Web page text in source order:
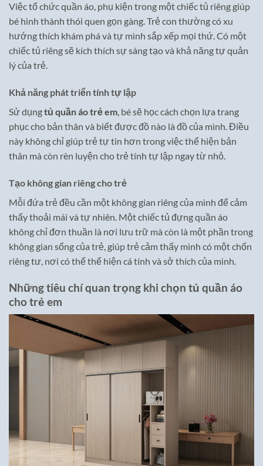
Việc tổ chức quần áo, phụ kiện trong một chiếc tủ riêng giúp
bé hình thành thói quen gọn gàng. Trẻ con thường có xu
hướng thích khám phá và tự mình sắp xếp mọi thứ. Có một
chiếc tủ riêng sẽ kích thích sự sáng tạo và khả năng tự quản
lý của trẻ.
Khả năng phát triển tính tự lập
Sử dụngtủ quần áo trẻ em, bé sẽ học cách chọn lựa trang
phục cho bản thân và biết được đồ nào là đồ của mình. Điều
này không chỉ giúp trẻ tự tin hơn trong việc thể hiện bản
thân mà còn rèn luyện cho trẻ tính tự lập ngay từ nhỏ.
Tạo không gian riêng cho trẻ
Mỗi đứa trẻ đều cần một không gian riêng của mình để cảm
thấy thoải mái và tự nhiên. Một chiếc tủ đựng quần áo
không chỉ đơn thuần là nơi lưu trữ mà còn là một phần trong
không gian sống của trẻ, giúp trẻ cảm thấy mình có một chốn
riêng tư, nơi có thể thể hiện cá tính và sở thích của mình.
Những tiêu chí quan trọng khi chọn tủ quần áo
cho trẻ em